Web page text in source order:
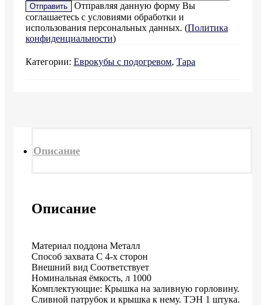
Отправляя данную форму Вы
соглашаетесь с условиями обработки и
использования персональных данных. (Политика
конфиденциальности)
Категории: Еврокубы с подогревом, Тара
Описание
Описание
Материал поддона Металл
Способ захвата С 4-х сторон
Внешний вид Соответствует
Номинальная ёмкость, л 1000
Комплектующие: Крышка на заливную горловину.
Сливной патрубок и крышка к нему. ТЭН 1 штука.